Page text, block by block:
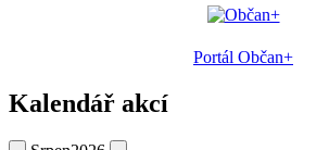
Portál Občan+
Kalendář akcí